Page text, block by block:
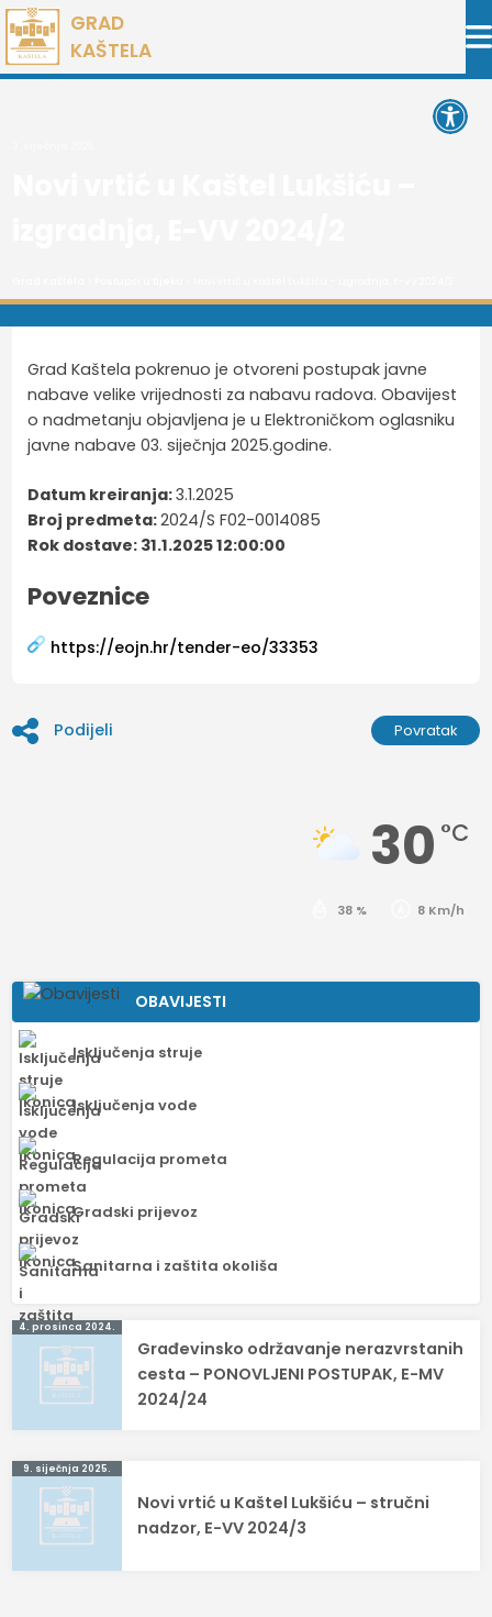
Preskoči
na
sadržaj
GRAD
KAŠTELA
Grad Kaštela pokrenuo je otvoreni postupak javne
nabave velike vrijednosti za nabavu radova. Obavijest
o nadmetanju objavljena je u Elektroničkom oglasniku
javne nabave 03. siječnja 2025.godine.
Datum kreiranja:3.1.2025
Broj predmeta:2024/S F02-0014085
Rok dostave: 31.1.2025 12:00:00
Poveznice
https://eojn.hr/tender-eo/33353
Podijeli Povratak
30 °C
38 % 8 Km/h
OBAVIJESTI
Isključenja struje
Isključenja vode
Regulacija prometa
Gradski prijevoz
Sanitarna i zaštita okoliša
Navigacija
objava
4. prosinca 2024.
Građevinsko održavanje nerazvrstanih
cesta – PONOVLJENI POSTUPAK, E-MV
2024/24
9. siječnja 2025.
Novi vrtić u Kaštel Lukšiću – stručni
nadzor, E-VV 2024/3